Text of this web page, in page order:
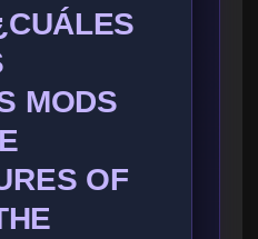
MODS
OF